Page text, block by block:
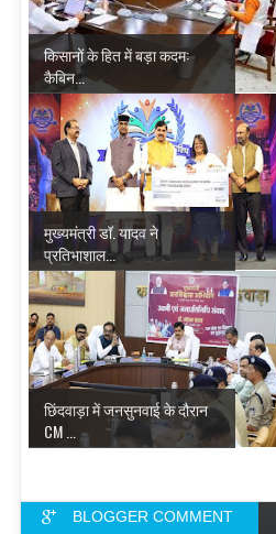
किसानों के हित में बड़ा कदम:
कैबिन...
मुख्यमंत्री डॉ. यादव ने
प्रतिभाशाल...
छिंदवाड़ा में जनसुनवाई के दौरान
CM ...
BLOGGER COMMENT